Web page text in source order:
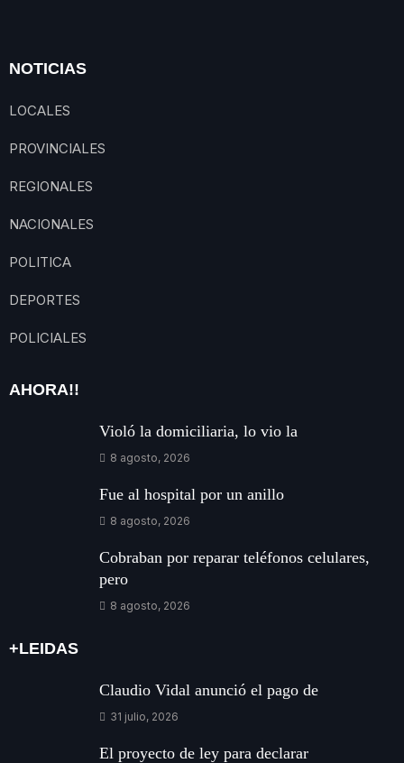
NOTICIAS
LOCALES
PROVINCIALES
REGIONALES
NACIONALES
POLITICA
DEPORTES
POLICIALES
AHORA!!
Violó la domiciliaria, lo vio la
8 agosto, 2026
Fue al hospital por un anillo
8 agosto, 2026
Cobraban por reparar teléfonos celulares,
pero
8 agosto, 2026
+LEIDAS
Claudio Vidal anunció el pago de
31 julio, 2026
El proyecto de ley para declarar